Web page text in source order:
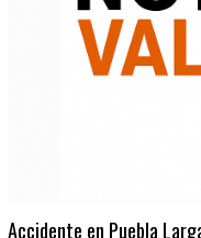
Accidente en Puebla